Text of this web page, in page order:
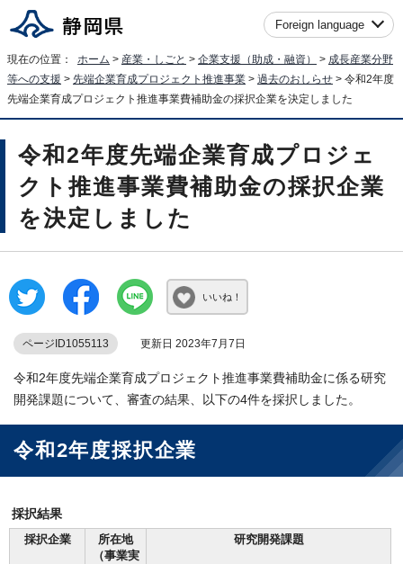
Foreign language
現在の位置： ホーム > 産業・しごと > 企業支援（助成・融資） > 成長産業分野
等への支援 > 先端企業育成プロジェクト推進事業 > 過去のおしらせ > 令和2年度
先端企業育成プロジェクト推進事業費補助金の採択企業を決定しました
令和2年度先端企業育成プロジェ
クト推進事業費補助金の採択企業
を決定しました
いいね！
ページID1055113 更新日 2023年7月7日
令和2年度先端企業育成プロジェクト推進事業費補助金に係る研究
開発課題について、審査の結果、以下の4件を採択しました。
令和2年度採択企業
採択結果
採択企業
所在地
（事業実
研究開発課題